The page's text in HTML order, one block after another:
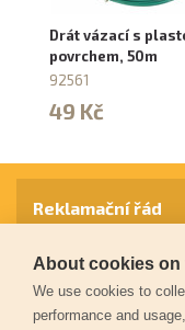
Drát vázací s
povrchem, 50m
92561
49 Kč
Reklamační řád
Záruční podmínky
About cookies on
We use cookies to
performance and